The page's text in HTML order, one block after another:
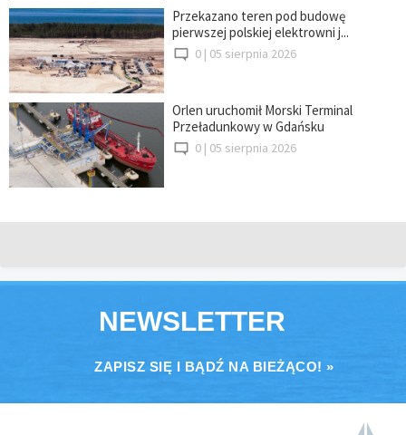
Przekazano teren pod budowę
pierwszej polskiej elektrowni j...
0 | 05 sierpnia 2026
Orlen uruchomił Morski Terminal
Przeładunkowy w Gdańsku
0 | 05 sierpnia 2026
NEWSLETTER
ZAPISZ SIĘ I BĄDŹ NA BIEŻĄCO! »